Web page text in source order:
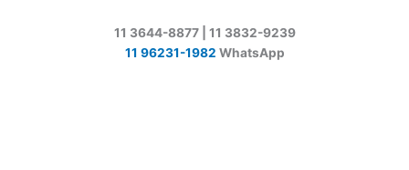
11 3644-8877 | 11 3832-9239
11 96231-1982 WhatsApp